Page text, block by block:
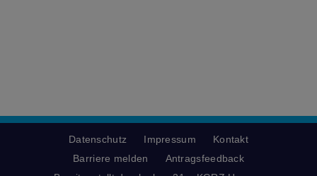
Datenschutz Impressum
Kontakt
Barriere melden
Antragsfeedback